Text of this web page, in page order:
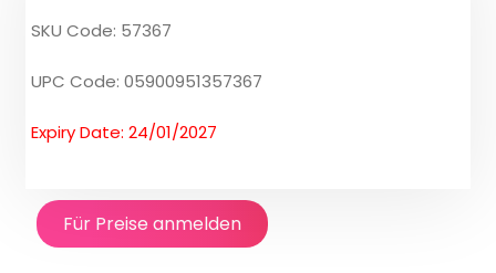
SKU Code: 57367
UPC Code: 05900951357367
Expiry Date: 24/01/2027
Für Preise anmelden